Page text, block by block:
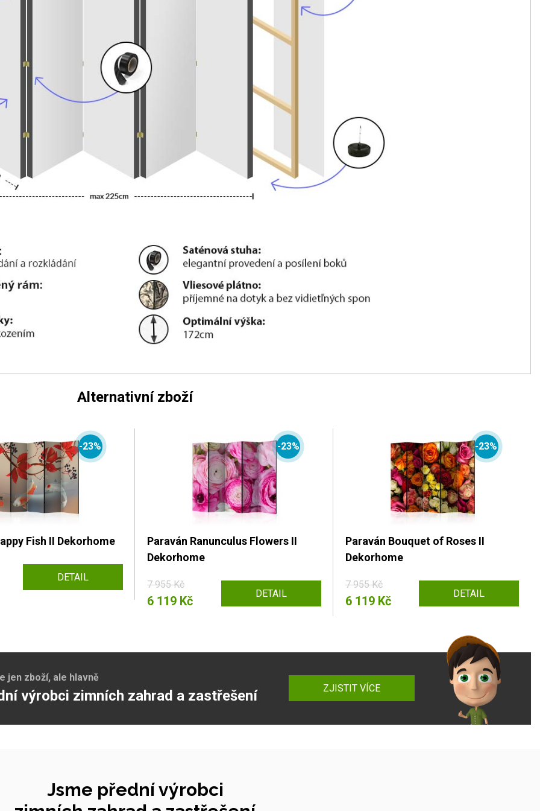
Alternativní zboží
-23%
Fish II Dekorhome
DETAIL
-23%
Paraván Ranunculus Flowers II
Dekorhome
7 955 Kč
6 119 Kč DETAIL
-23%
Paraván Bouquet of Roses II
Dekorhome
7 955 Kč
6 119 Kč DETAIL
jen zboží, ale hlavně
výrobci zimních zahrad a zastřešení ZJISTIT VÍCE
Jsme přední výrobci